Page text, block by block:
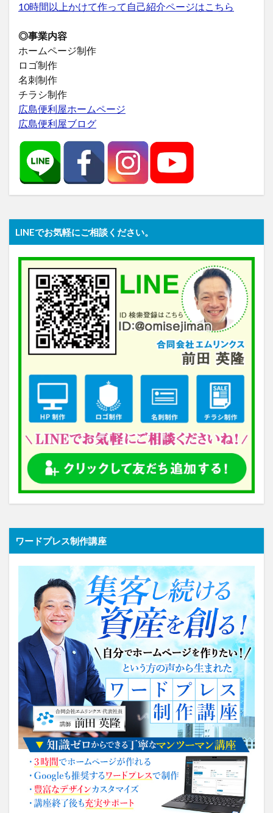
10時間以上かけて作って自己紹介ページはこちら
◎事業内容
ホームページ制作
ロゴ制作
名刺制作
チラシ制作
広島便利屋ホームページ
広島便利屋ブログ
LINEでお気軽にご相談ください。
ワードプレス制作講座